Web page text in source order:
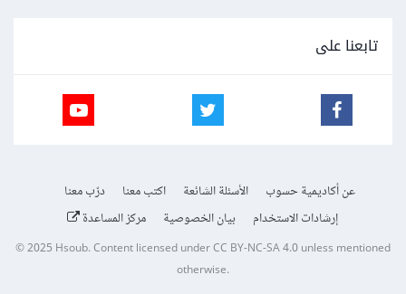
تابعنا على
عن أكاديمية حسوب الأسئلة الشائعة اكتب معنا
درّب معنا
إرشادات الاستخدام
بيان الخصوصية مركز المساعدة
© 2025Hsoub.Content licensed underCC BY-NC-SA 4.0unless mentioned
otherwise.